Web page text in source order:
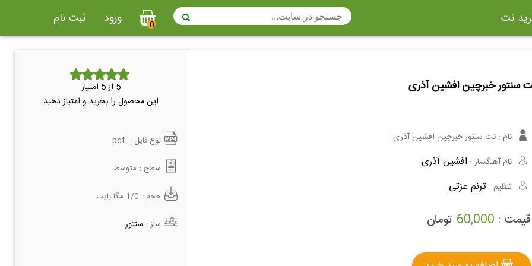
نت
سه تار
گلوکن اشپیل ویبرافون
نی هفت بند وکال
ویولا
ثبت نام ورود 0
سنتور خبرچین افشین آذری
نام : نت سنتور خبرچین افشین آذری
نام آهنگساز : افشین آذری
تنظیم : ترنم عزتی
قیمت : 60,000 تومان
5 از 5 امتیاز
این محصول را بخرید و امتیاز دهید
نوع فایل : .pdf
سطح : متوسط
حجم : 1/0 مگا بایت
ساز : سنتور